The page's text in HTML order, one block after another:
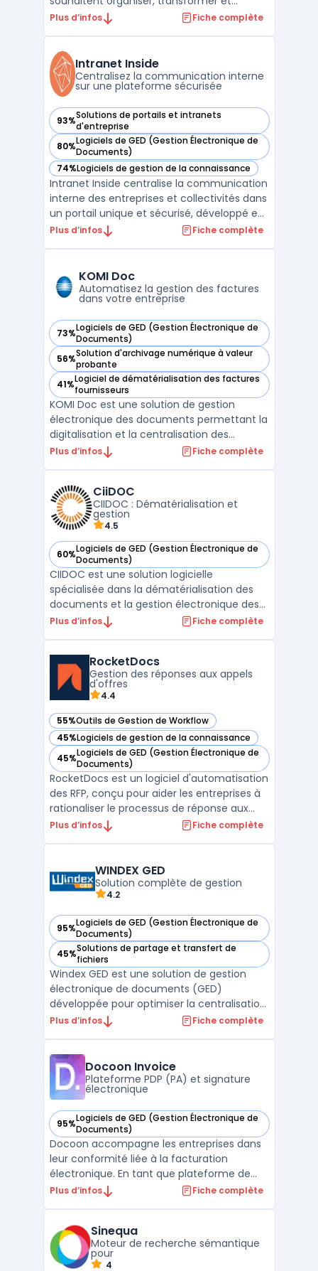
diffuser rapidement leurs contenus à
des plateformes et des intervenants
complexifie la gestion des actifs ...
Plus d’infos Fiche complète
Intranet Inside
Centralisez la communication interne
sur une plateforme sécurisée
93%Solutions de portails et intranets
d'entreprise
— voir Intranet Inside dans cette catégorie
80%Logiciels de GED (Gestion Électronique de
Documents)
— voir Intranet Inside dans cette catégorie
74%Logiciels de gestion de la connaissance
— voir Intranet Inside dans cette catégorie
Intranet Inside centralise la communication
interne des entreprises et collectivités dans
un portail unique et sécurisé, développé en
France. Adapté aux exigences des
confidentialité des données, il s’adresse aux
stru ...
Plus d’infos Fiche complète
KOMI Doc
Automatisez la gestion des factures
dans votre entreprise
73%Logiciels de GED (Gestion Électronique de
Documents)
— voir KOMI Doc dans cette catégorie
56%Solution d'archivage numérique à valeur
probante
— voir KOMI Doc dans cette catégorie
41%Logiciel de dématérialisation des factures
fournisseurs
— voir KOMI Doc dans cette catégorie
KOMI Doc est une solution de gestion
électronique des documents permettant la
digitalisation et la centralisation des
factures, des documents RH et des flux
aux TPE, PME et grandes entreprises
souhaitant intégrer un d ...
Plus d’infos Fiche complète
CiiDOC
CIIDOC : Dématérialisation et
gestion
4.5
60%Logiciels de GED (Gestion Électronique de
Documents)
— voir CiiDOC dans cette catégorie
CIIDOC est une solution logicielle
spécialisée dans la dématérialisation des
documents et la gestion électronique des
dossiers de fabrication. Développé par
régulés tels que la pharmaceutique, la
chimie, et l'agroaliment ...
Plus d’infos Fiche complète
RocketDocs
Gestion des réponses aux appels
d'offres
4.4
55%Outils de Gestion de Workflow
— voir RocketDocs dans cette catégorie
45%Logiciels de gestion de la connaissance
— voir RocketDocs dans cette catégorie
45%Logiciels de GED (Gestion Électronique de
Documents)
— voir RocketDocs dans cette catégorie
RocketDocs est un logiciel d'automatisation
des RFP, conçu pour aider les entreprises à
rationaliser le processus de réponse aux
appels d'offres en centralisant les données,
avancés de gestion de contenu et de flux
de trav ...
Plus d’infos Fiche complète
WINDEX GED
Solution complète de gestion
4.2
95%Logiciels de GED (Gestion Électronique de
Documents)
— voir WINDEX GED dans cette catégorie
45%Solutions de partage et transfert de
fichiers
— voir WINDEX GED dans cette catégorie
Windex GED est une solution de gestion
électronique de documents (GED)
développée pour optimiser la centralisation
et l’organisation des documents en
les informations essentielles grâce à une
interface intuitive et d ...
Plus d’infos Fiche complète
Docoon Invoice
Plateforme PDP (PA) et signature
électronique
95%Logiciels de GED (Gestion Électronique de
Documents)
— voir Docoon Invoice dans cette catégorie
Docoon accompagne les entreprises dans
leur conformité liée à la facturation
électronique. En tant que plateforme de
dématérialisation partenaire, cet outil
fluide avec les tiers pour simplifier les
échanges. Ce ...
Plus d’infos Fiche complète
Sinequa
Moteur de recherche sémantique
pour
4